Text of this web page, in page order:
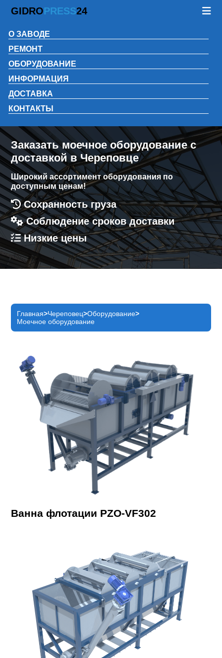
GIDROPRESS24
О ЗАВОДЕ
РЕМОНТ
ОБОРУДОВАНИЕ
ИНФОРМАЦИЯ
ДОСТАВКА
КОНТАКТЫ
Заказать моечное оборудование с
доставкой в Череповце
Широкий ассортимент оборудования по
доступным ценам!
Сохранность груза
Соблюдение сроков доставки
Низкие цены
Главная Череповец Оборудование
Моечное оборудование
Ванна флотации PZO-VF302